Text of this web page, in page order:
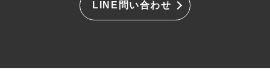
LINE問い合わせ